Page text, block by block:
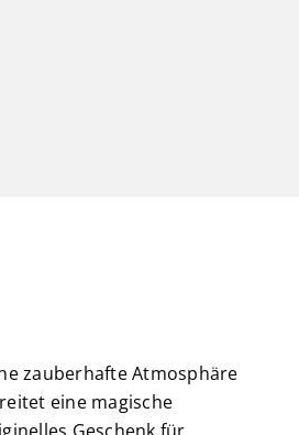
zauberhafte Atmosphäre
eine magische